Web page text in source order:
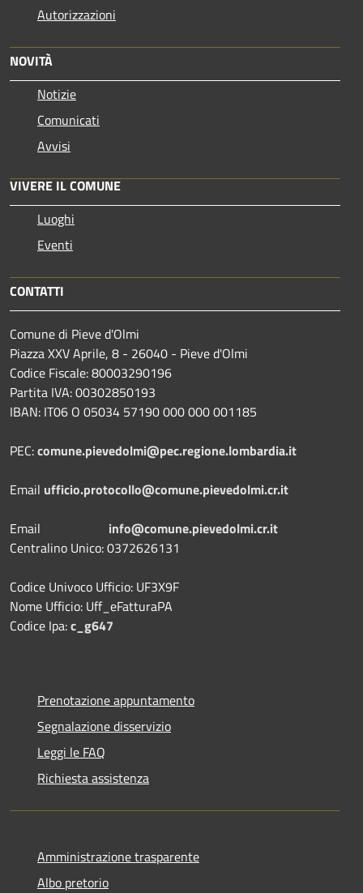
Autorizzazioni
NOVITÀ
Notizie
Comunicati
Avvisi
VIVERE IL COMUNE
Luoghi
Eventi
CONTATTI
Comune di Pieve d'Olmi
Piazza XXV Aprile, 8 - 26040 - Pieve d'Olmi
Codice Fiscale: 80003290196
Partita IVA: 00302850193
IBAN: IT06 O 05034 57190 000 000 001185
PEC:comune.pievedolmi@pec.regione.lombardia.it
Email ufficio.protocollo@comune.pievedolmi.cr.it
Email info@comune.pievedolmi.cr.it
Centralino Unico: 0372626131
Codice Univoco Ufficio: UF3X9F
Nome Ufficio: Uff_eFatturaPA
Codice Ipa:c_g647
Prenotazione appuntamento
Segnalazione disservizio
Leggi le FAQ
Richiesta assistenza
Amministrazione trasparente
Albo pretorio